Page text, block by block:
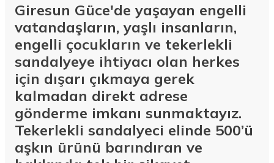
Giresun Güce'de yaşayan engelli
vatandaşların, yaşlı insanların,
engelli çocukların ve tekerlekli
sandalyeye ihtiyacı olan herkes
için dışarı çıkmaya gerek
kalmadan direkt adrese
gönderme imkanı sunmaktayız.
Tekerlekli sandalyeci elinde 500’ü
aşkın ürünü barındıran ve